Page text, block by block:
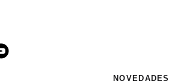
NOVEDADES